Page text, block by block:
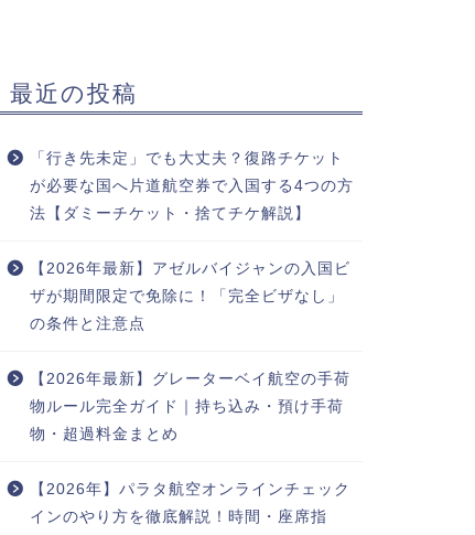
最近の投稿
「行き先未定」でも大丈夫？復路チケット
が必要な国へ片道航空券で入国する4つの方
法【ダミーチケット・捨てチケ解説】
【2026年最新】アゼルバイジャンの入国ビ
ザが期間限定で免除に！「完全ビザなし」
の条件と注意点
【2026年最新】グレーターベイ航空の手荷
物ルール完全ガイド｜持ち込み・預け手荷
物・超過料金まとめ
【2026年】パラタ航空オンラインチェック
インのやり方を徹底解説！時間・座席指